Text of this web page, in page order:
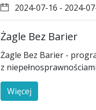
2024-07-16 - 2024-
Żagle Bez Barier
Żagle Bez Barier -
z
Więcej